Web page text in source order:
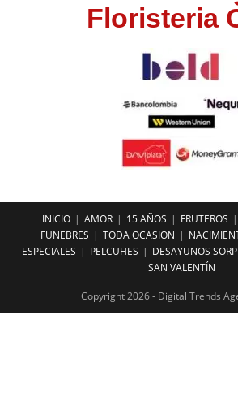
Floristeria
INICIO AMOR 15 AÑOS FRUTEROS
FUNEBRES
TODA OCASION
ESPECIALES
PELCUHES DESAYUNOS
SAN VALENTÍN
Copyright 2026 - Digital Trends